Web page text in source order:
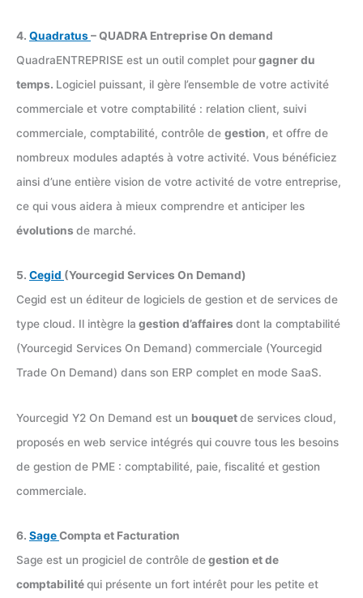
4. Quadratus– QUADRA Entreprise On demand
QuadraENTREPRISE est un outil complet pourgagner du
temps. Logiciel puissant, il gère l’ensemble de votre activité
commerciale et votre comptabilité : relation client, suivi
commerciale, comptabilité, contrôle de gestion, et offre de
nombreux modules adaptés à votre activité. Vous bénéficiez
ainsi d’une entière vision de votre activité de votre entreprise,
ce qui vous aidera à mieux comprendre et anticiper les
évolutions de marché.
5. Cegid (Yourcegid Services On Demand)
Cegid est un éditeur de logiciels de gestion et de services de
type cloud. Il intègre la gestion d’affaires dont la comptabilité
(Yourcegid Services On Demand) commerciale (Yourcegid
Trade On Demand) dans son ERP complet en mode SaaS.
Yourcegid Y2 On Demand est un bouquetde services cloud,
proposés en web service intégrés qui couvre tous les besoins
de gestion de PME : comptabilité, paie, fiscalité et gestion
commerciale.
6. SageCompta et Facturation
Sage est un progiciel de contrôle degestion et de
comptabilitéqui présente un fort intérêt pour les petite et